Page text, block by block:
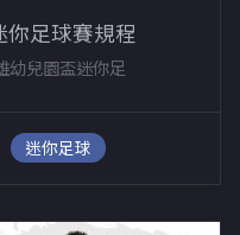
足球賽規程
幼兒園盃迷你足
迷你足球